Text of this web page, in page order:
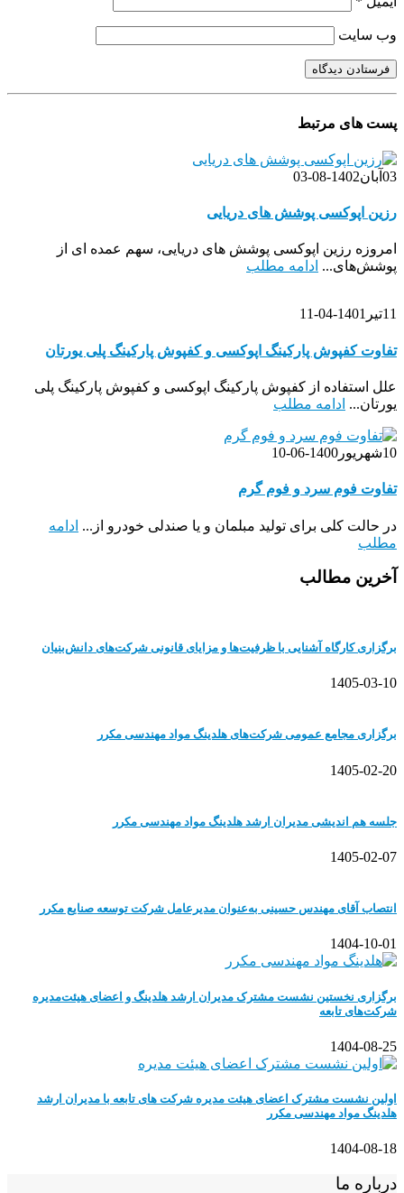
وب‌ سایت
پست های مرتبط
03 آبان1402-08-03
رزین اپوکسی پوشش های دریایی
امروزه رزین اپوکسی پوشش های دریایی، سهم عمده ای از
پوشش‌های... ادامه مطلب
11تیر 1401-04-11
تفاوت کفپوش پارکینگ اپوکسی و کفپوش پارکینگ پلی یورتان
علل استفاده از کفپوش پارکینگ اپوکسی و کفپوش پارکینگ پلی
یورتان... ادامه مطلب
10شهریور 1400-06-10
تفاوت فوم سرد و فوم گرم
در حالت کلی برای تولید مبلمان و یا صندلی خودرو از... ادامه
مطلب
آخرین مطالب
برگزاری کارگاه آشنایی با ظرفیت‌ها و مزایای قانونی شرکت‌های دانش‌بنیان
1405-03-10
برگزاری مجامع عمومی شرکت‌های هلدینگ مواد مهندسی مکرر
1405-02-20
جلسه هم اندیشی مدیران ارشد هلدینگ مواد مهندسی مکرر
1405-02-07
انتصاب آقای مهندس حسینی به‌عنوان مدیرعامل شرکت توسعه صنایع مکرر
1404-10-01
برگزاری نخستین نشست مشترک مدیران ارشد هلدینگ و اعضای هیئت‌مدیره
شرکت‌های تابعه
1404-08-25
اولین نشست مشترک اعضای هیئت مدیره شرکت های تابعه با مدیران ارشد
هلدینگ مواد مهندسی مکرر
1404-08-18
درباره ما